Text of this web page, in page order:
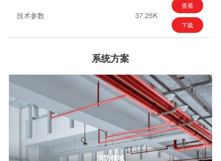
技术参数 37.25K
查看
下载
系统方案
消防领域